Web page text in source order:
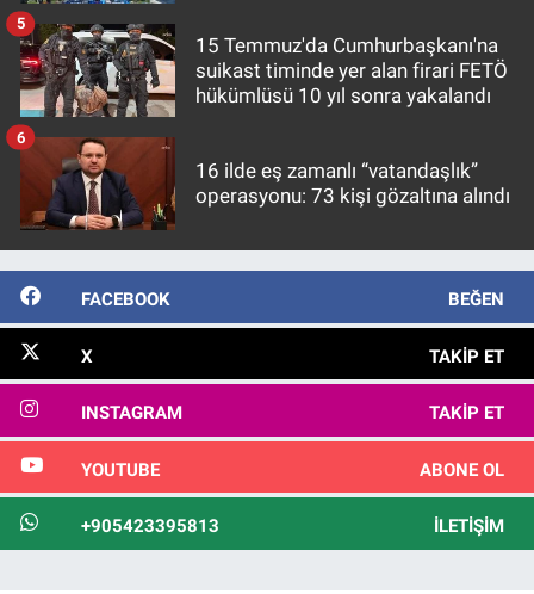
15 Temmuz'da Cumhurbaşkanı'na
suikast timinde yer alan firari FETÖ
hükümlüsü 10 yıl sonra yakalandı
5
16 ilde eş zamanlı “vatandaşlık”
operasyonu: 73 kişi gözaltına alındı
6
FACEBOOK BEĞEN
X TAKIP ET
INSTAGRAM TAKIP ET
YOUTUBE ABONE OL
+905423395813 İLETIŞIM